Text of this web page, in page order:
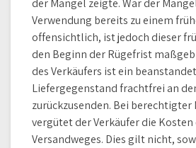
der Mangel zeigte. War der
Verwendung bereits zu einem
offensichtlich, ist jedoch dieser
den Beginn der Rügefrist
des Verkäufers ist ein
Liefergegenstand frachtfrei an
zurückzusenden. Bei berechtigter
vergütet der Verkäufer die
Versandweges. Dies gilt nicht,